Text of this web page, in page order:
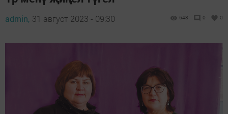
admin, 31 август 2023 - 09:30 648 0 0